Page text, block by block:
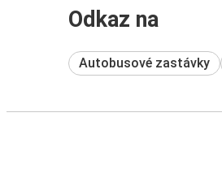
Odkaz na
Autobusové zastávky